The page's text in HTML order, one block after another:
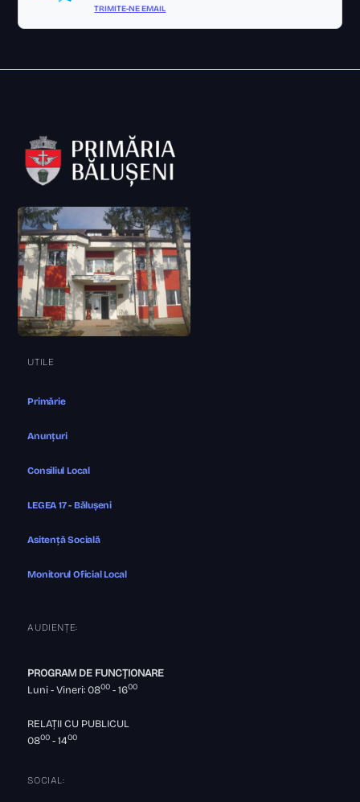
TRIMITE-NE EMAIL
UTILE
Primărie
Anunțuri
Consiliul Local
LEGEA 17 - Bălușeni
Asitență Socială
Monitorul Oficial Local
AUDIENȚE:
PROGRAM DE FUNCȚIONARE
Luni - Vineri: 0800 - 1600
RELAȚII CU PUBLICUL
0800 - 1400
SOCIAL: